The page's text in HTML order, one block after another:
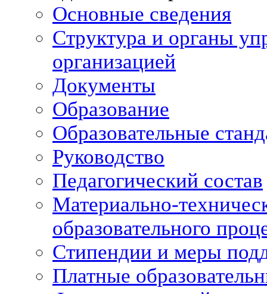
Основные сведения
Структура и органы
организацией
Документы
Образование
Образовательные
Руководство
Педагогический состав
Материально-
образовательного
Стипендии и меры
Платные